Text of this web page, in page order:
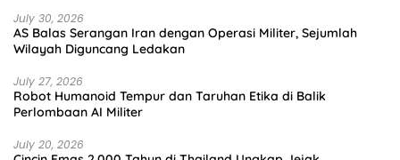
July 30, 2026
AS Balas Serangan Iran dengan Operasi Militer, Sejumlah
Wilayah Diguncang Ledakan
July 27, 2026
Robot Humanoid Tempur dan Taruhan Etika di Balik
Perlombaan AI Militer
July 20, 2026